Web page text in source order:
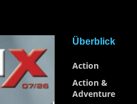
Überblick
Action
Action &
Adventure